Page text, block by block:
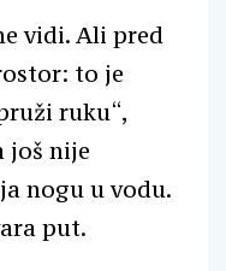
vidi. Ali pred
to je
ruku“,
još nije
nogu u vodu.
put.